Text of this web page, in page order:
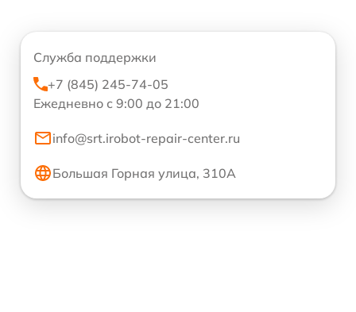
Служба поддержки
+7 (845) 245-74-05
Ежедневно с 9:00 до 21:00
info@srt.irobot-repair-center.ru
Большая Горная улица, 310А